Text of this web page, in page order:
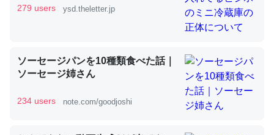
─GPTの仕組みと限界についての考察（１） - conceptualization
昆虫ってカルシウム少ないのか。知らんかった。調べたら
コオロギのカルシウム分はエビの600分の1程度。
279 users ysd.theletter.jp
ソーセージパンを10種類食べた話｜
ソーセージ姉さん
234 users note.com/goodjoshi